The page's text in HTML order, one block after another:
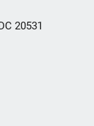
20531